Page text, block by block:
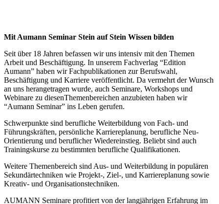
Mit Aumann Seminar Stein auf Stein Wissen bilden
Seit über 18 Jahren befassen wir uns intensiv mit den Themen
Arbeit und Beschäftigung. In unserem Fachverlag “Edition
Aumann” haben wir Fachpublikationen zur Berufswahl,
Beschäftigung und Karriere veröffentlicht. Da vermehrt der Wunsch
an uns herangetragen wurde, auch Seminare, Workshops und
Webinare zu diesenThemenbereichen anzubieten haben wir
“Aumann Seminar” ins Leben gerufen.
Schwerpunkte sind berufliche Weiterbildung von Fach- und
Führungskräften, persönliche Karriereplanung, berufliche Neu-
Orientierung und beruflicher Wiedereinstieg. Beliebt sind auch
Trainingskurse zu bestimmten berufliche Qualifikationen.
Weitere Themenbereich sind Aus- und Weiterbildung in populären
Sekundärtechniken wie Projekt-, Ziel-, und Karriereplanung sowie
Kreativ- und Organisationstechniken.
AUMANN Seminare profitiert von der langjährigen Erfahrung im